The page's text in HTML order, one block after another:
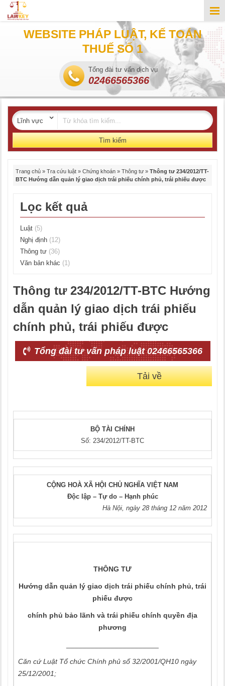
WEBSITE PHÁP LUẬT, KẾ TOÁN
THUẾ SỐ 1
Tổng đài tư vấn dịch vụ
02466565366
Tìm kiếm
Trang chủ » Tra cứu luật » Chứng khoán » Thông tư » Thông tư 234/2012/TT-
BTC Hướng dẫn quản lý giao dịch trái phiếu chính phủ, trái phiếu được
Lọc kết quả
Luật (5)
Nghị định (12)
Thông tư (36)
Văn bản khác (1)
Thông tư 234/2012/TT-BTC Hướng
dẫn quản lý giao dịch trái phiếu
chính phủ, trái phiếu được
Tổng đài tư vấn pháp luật 02466565366
Tải về
BỘ TÀI CHÍNH
Số: 234/2012/TT-BTC
CỘNG HOÀ XÃ HỘI CHỦ NGHĨA VIỆT NAM
Độc lập – Tự do – Hạnh phúc
Hà Nội, ngày 28 tháng 12 năm 2012
THÔNG TƯ
Hướng dẫn quản lý giao dịch trái phiếu chính phủ, trái
phiếu được
chính phủ bảo lãnh và trái phiếu chính quyền địa
phương
Căn cứ Luật Tổ chức Chính phủ số 32/2001/QH10 ngày
25/12/2001;